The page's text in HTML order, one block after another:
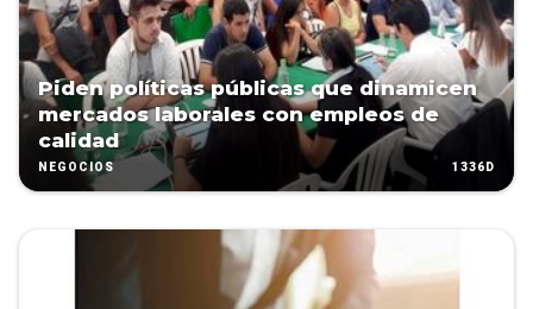
Piden políticas públicas que dinamicen
mercados laborales con empleos de
calidad
NEGOCIOS 1336D